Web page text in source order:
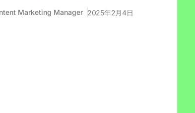
Marketing Manager 2025年2月4日